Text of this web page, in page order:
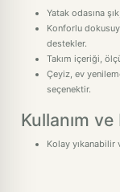
Yatak odasına
Konforlu
destekler.
Takım içeriği,
Çeyiz, ev
seçenektir.
Kullanım
Kolay yıkanabilir